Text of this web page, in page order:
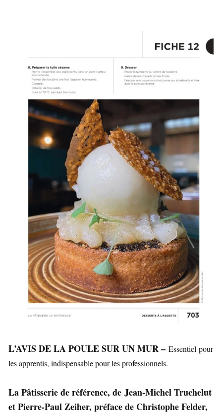
L’AVIS DE LA POULE SUR UN MUR – Essentiel pour
les apprentis, indispensable pour les professionnels.
La Pâtisserie de référence, de Jean-Michel Truchelut
et Pierre-Paul Zeiher, préface de Christophe Felder,